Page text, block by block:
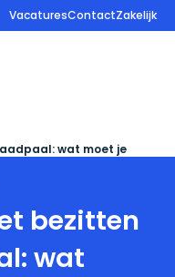
VacaturesContactZakelijk
wat moet je
bezitten
wat